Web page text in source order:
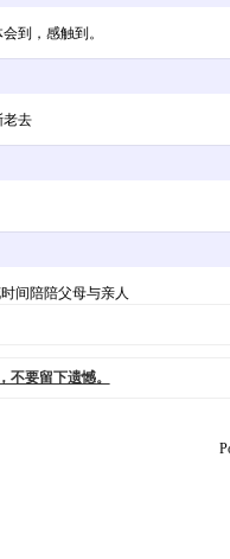
到，感触到。
老去
间陪陪父母与亲人
不要留下遗憾。